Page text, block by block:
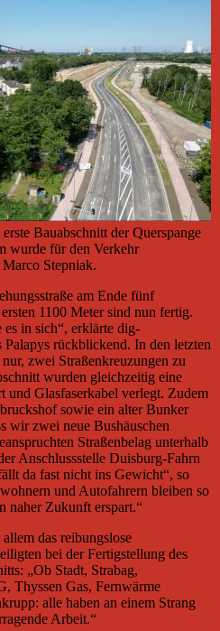
Bauabschnitt der Querspange
wurde für den Verkehr
Stepniak.
am Ende fünf
1100 Meter sind nun fertig.
es in sich“, erklärte dig-
Palapys rückblickend. In den letzten
zwei Straßenkreuzungen zu
wurden gleichzeitig eine
und Glasfaserkabel verlegt. Zudem
sowie ein alter Bunker
wir zwei neue Bushäuschen
Straßenbelag unterhalb
Anschlussstelle Duisburg-Fahrn
da fast nicht ins Gewicht“, so
und Autofahrern bleiben so
naher Zukunft erspart.“
das reibungslose
bei der Fertigstellung des
„Ob Stadt, Strabag,
Thyssen Gas, Fernwärme
alle haben an einem Strang
Arbeit.“